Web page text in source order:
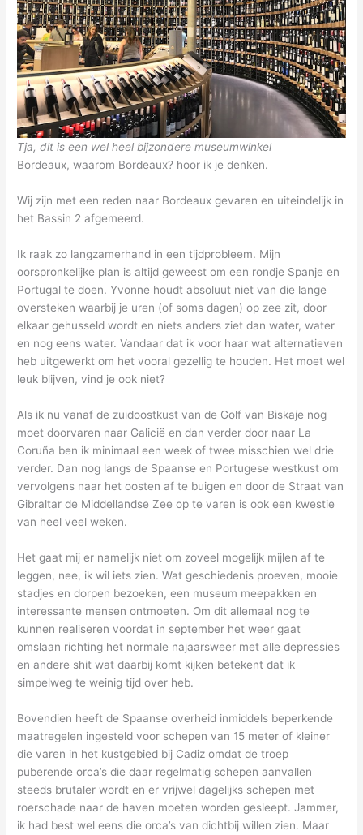
Tja, dit is een wel heel bijzondere museumwinkel
Bordeaux, waarom Bordeaux? hoor ik je denken.
Wij zijn met een reden naar Bordeaux gevaren en uiteindelijk in
het Bassin 2 afgemeerd.
Ik raak zo langzamerhand in een tijdprobleem. Mijn
oorspronkelijke plan is altijd geweest om een rondje Spanje en
Portugal te doen. Yvonne houdt absoluut niet van die lange
oversteken waarbij je uren (of soms dagen) op zee zit, door
elkaar gehusseld wordt en niets anders ziet dan water, water
en nog eens water. Vandaar dat ik voor haar wat alternatieven
heb uitgewerkt om het vooral gezellig te houden. Het moet wel
leuk blijven, vind je ook niet?
Als ik nu vanaf de zuidoostkust van de Golf van Biskaje nog
moet doorvaren naar Galicië en dan verder door naar La
Coruña ben ik minimaal een week of twee misschien wel drie
verder. Dan nog langs de Spaanse en Portugese westkust om
vervolgens naar het oosten af te buigen en door de Straat van
Gibraltar de Middellandse Zee op te varen is ook een kwestie
van heel veel weken.
Het gaat mij er namelijk niet om zoveel mogelijk mijlen af te
leggen, nee, ik wil iets zien. Wat geschiedenis proeven, mooie
stadjes en dorpen bezoeken, een museum meepakken en
interessante mensen ontmoeten. Om dit allemaal nog te
kunnen realiseren voordat in september het weer gaat
omslaan richting het normale najaarsweer met alle depressies
en andere shit wat daarbij komt kijken betekent dat ik
simpelweg te weinig tijd over heb.
Bovendien heeft de Spaanse overheid inmiddels beperkende
maatregelen ingesteld voor schepen van 15 meter of kleiner
die varen in het kustgebied bij Cadiz omdat de troep
puberende orca’s die daar regelmatig schepen aanvallen
steeds brutaler wordt en er vrijwel dagelijks schepen met
roerschade naar de haven moeten worden gesleept. Jammer,
ik had best wel eens die orca’s van dichtbij willen zien. Maar